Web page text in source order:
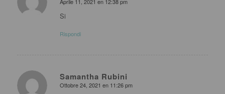
dice:
Si
Rispondi
Samantha Rubini
dice:
Ottobre 24, 2021 en 11:26 pm